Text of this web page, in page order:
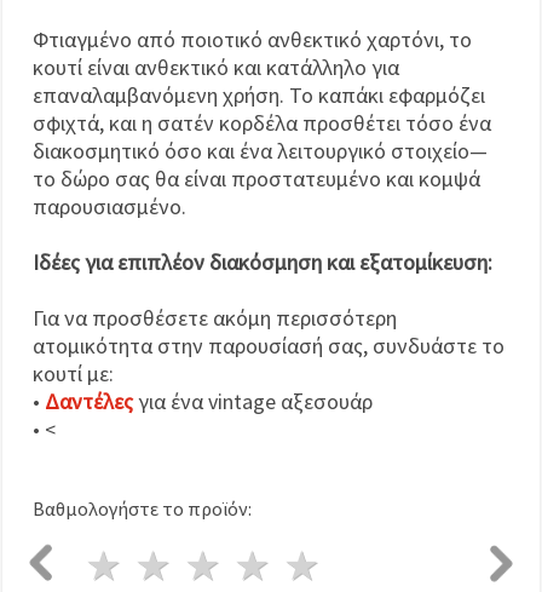
Φτιαγμένο από ποιοτικό ανθεκτικό χαρτόνι, το
κουτί είναι ανθεκτικό και κατάλληλο για
επαναλαμβανόμενη χρήση. Το καπάκι εφαρμόζει
σφιχτά, και η σατέν κορδέλα προσθέτει τόσο ένα
διακοσμητικό όσο και ένα λειτουργικό στοιχείο—
το δώρο σας θα είναι προστατευμένο και κομψά
παρουσιασμένο.
Ιδέες για επιπλέον διακόσμηση και εξατομίκευση:
Για να προσθέσετε ακόμη περισσότερη
ατομικότητα στην παρουσίασή σας, συνδυάστε το
κουτί με:
• Δαντέλεςγια ένα vintage αξεσουάρ
• <
Βαθμολογήστε το προϊόν:
5 Αστέρια
4 Αστέρια
3 Αστέρια
2 Αστέρια
1 Αστέρι